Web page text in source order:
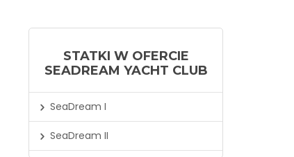
STATKI W OFERCIE
SEADREAM YACHT CLUB
SeaDream I
SeaDream II